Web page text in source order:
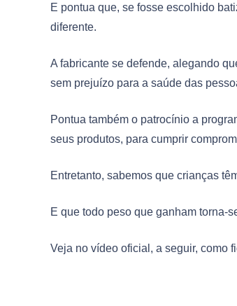
E pontua que, se fosse escolhido
diferente.
A fabricante se defende, alegando
sem prejuízo para a saúde das
Pontua também o patrocínio a
seus produtos, para cumprir
Entretanto, sabemos que crianças
E que todo peso que ganham torna-
Veja no vídeo oficial, a seguir, como